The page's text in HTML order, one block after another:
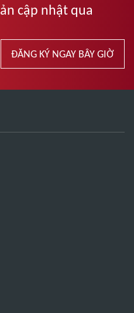
cập nhật qua
ĐĂNG KÝ NGAY BÂY GIỜ